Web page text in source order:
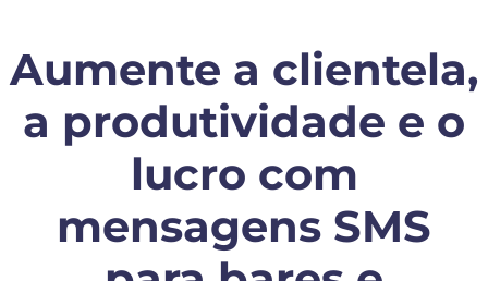
Aumente a clientela,
a produtividade e o
lucro com
mensagens SMS